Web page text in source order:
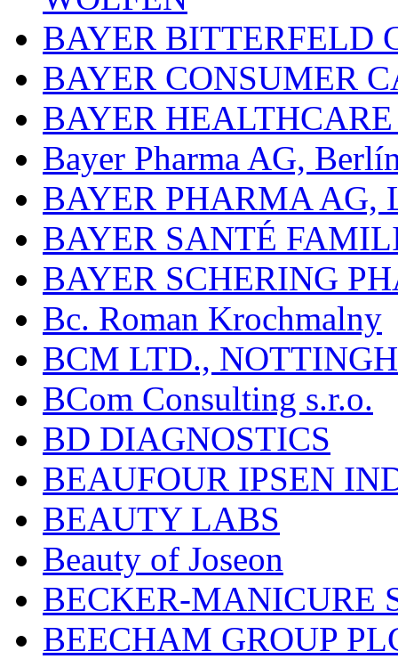
BAYER BITTERFELD
BAYER CONSUMER
BAYER
Bayer Pharma AG,
BAYER PHARMA AG,
BAYER SANTÉ
BAYER SCHERING
Bc. Roman Krochmalny
BCM LTD.,
BCom Consulting s.r.o.
BD DIAGNOSTICS
BEAUFOUR IPSEN
BEAUTY LABS
Beauty of Joseon
BECKER-MANICURE
BEECHAM GROUP